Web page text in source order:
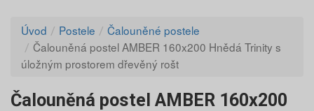
Úvod Postele
Čalouněné postele
Čalouněná postel AMBER 160x200 Hnědá Trinity s
úložným prostorem dřevěný rošt
Čalouněná postel AMBER 160x200